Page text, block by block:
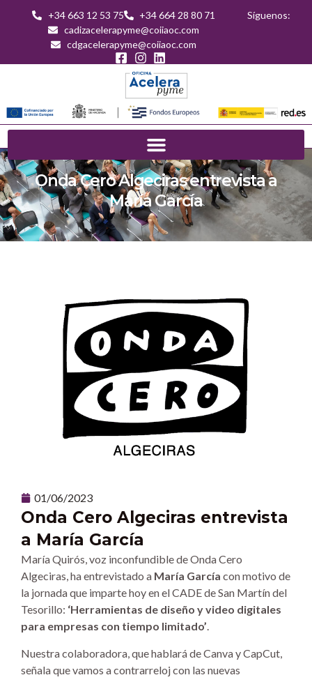
+34 663 12 53 75
+34 664 28 80 71
cadizacelerapyme@coiiaoc.com
cdgacelerapyme@coiiaoc.com
Síguenos:
Onda Cero Algeciras entrevista a
María García
01/06/2023
Onda Cero Algeciras entrevista
a María García
María Quirós, voz inconfundible de Onda Cero
Algeciras, ha entrevistado a María García con motivo de
la jornada que imparte hoy en el CADE de San Martín del
Tesorillo: ‘Herramientas de diseño y video digitales
para empresas con tiempo limitado’.
Nuestra colaboradora, que hablará de Canva y CapCut,
señala que vamos a contrarreloj con las nuevas